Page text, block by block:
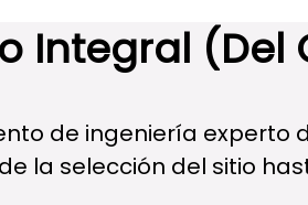
Integral (Del
de ingeniería experto
la selección del sitio